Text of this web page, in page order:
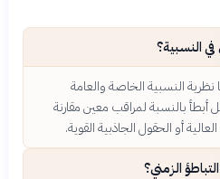
النسبية؟
نظرية النسبية الخاصة والعامة
بالنسبة لمراقب معين مقارنة
أو الحقول الجاذبية القوية.
الزمني؟